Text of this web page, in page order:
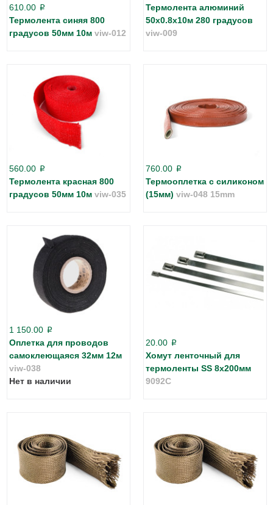
610.00 p
Термолента синяя 800
градусов 50мм 10м viw-012
Термолента алюминий
50х0.8х10м 280 градусов
viw-009
560.00 p
Термолента красная 800
градусов 50мм 10м viw-035
760.00 p
Термооплетка с силиконом
(15мм) viw-048 15mm
1 150.00 p
Оплетка для проводов
самоклеющаяся 32мм 12м
viw-038
Нет в наличии
20.00 p
Хомут ленточный для
термоленты SS 8x200мм
9092C